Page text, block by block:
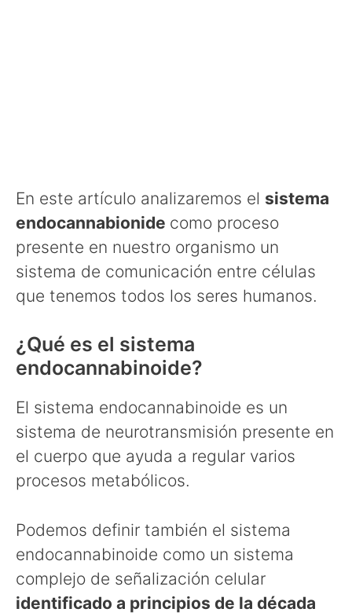
En este artículo analizaremos el sistema
endocannabionide como proceso
presente en nuestro organismo un
sistema de comunicación entre células
que tenemos todos los seres humanos.
¿Qué es el sistema
endocannabinoide?
El sistema endocannabinoide es un
sistema de neurotransmisión presente en
el cuerpo que ayuda a regular varios
procesos metabólicos.
Podemos definir también el sistema
endocannabinoide como un sistema
complejo de señalización celular
identificado a principios de la década